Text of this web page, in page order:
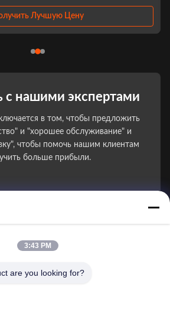
Получить Лучшую Цену
с нашими экспертами
в том, чтобы предложить
и "хорошее обслуживание" и
чтобы помочь нашим клиентам
больше прибыли.
3:43 PM
are you looking for?